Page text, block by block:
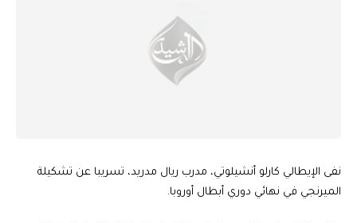
نفى الإيطالي كارلو أنشيلوتي، مدرب ريال مدريد، تسريبا عن تشكيلة
الميرنجي في نهائي دوري أبطال أوروبا.